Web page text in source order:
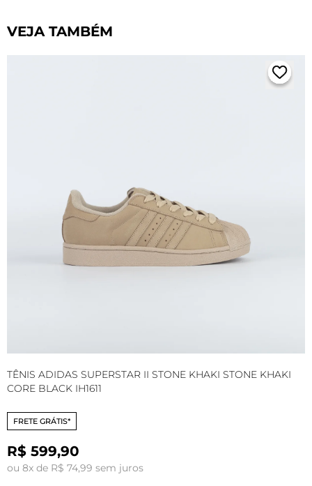
VEJA TAMBÉM
TÊNIS ADIDAS SUPERSTAR II STONE KHAKI STONE KHAKI
CORE BLACK IH1611
FRETE GRÁTIS*
R$ 599,90
ou 8x de R$ 74,99 sem juros